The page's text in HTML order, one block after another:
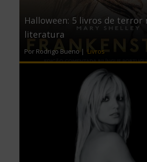
Halloween: 5 livros de terror
literatura
Por Rodrigo Bueno | Livros